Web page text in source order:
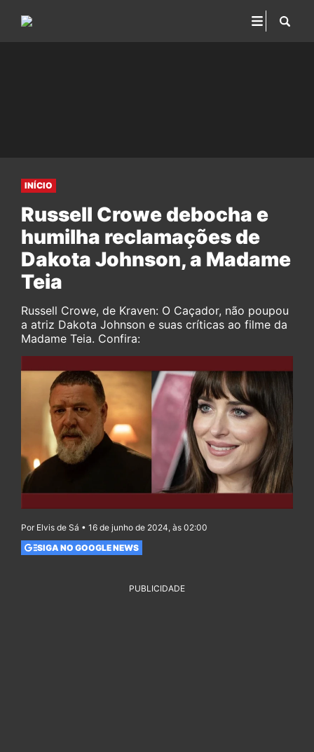
INÍCIO
Russell Crowe debocha e
humilha reclamações de
Dakota Johnson, a Madame
Teia
Russell Crowe, de Kraven: O Caçador, não poupou
a atriz Dakota Johnson e suas críticas ao filme da
Madame Teia. Confira:
Por Elvis de Sá • 16 de junho de 2024, às 02:00
SIGA NO GOOGLE NEWS
PUBLICIDADE